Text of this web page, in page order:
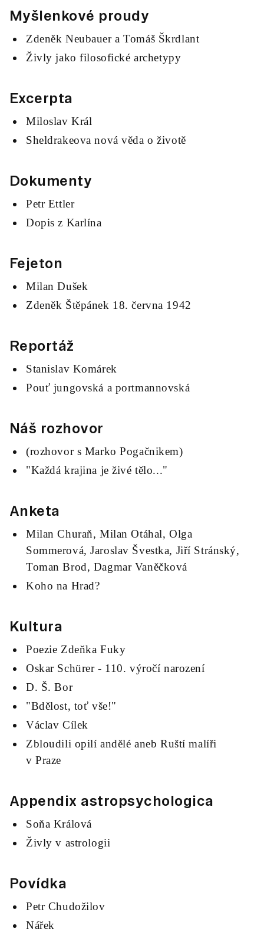
Myšlenkové proudy
Zdeněk Neubauer a Tomáš Škrdlant
Živly jako filosofické archetypy
Excerpta
Miloslav Král
Sheldrakeova nová věda o životě
Dokumenty
Petr Ettler
Dopis z Karlína
Fejeton
Milan Dušek
Zdeněk Štěpánek 18. června 1942
Reportáž
Stanislav Komárek
Pouť jungovská a portmannovská
Náš rozhovor
(rozhovor s Marko Pogačnikem)
"Každá krajina je živé tělo..."
Anketa
Milan Churaň, Milan Otáhal, Olga
Sommerová, Jaroslav Švestka, Jiří Stránský,
Toman Brod, Dagmar Vaněčková
Koho na Hrad?
Kultura
Poezie Zdeňka Fuky
Oskar Schürer - 110. výročí narození
D. Š. Bor
"Bdělost, toť vše!"
Václav Cílek
Zbloudili opilí andělé aneb Ruští malíři
v Praze
Appendix astropsychologica
Soňa Králová
Živly v astrologii
Povídka
Petr Chudožilov
Nářek